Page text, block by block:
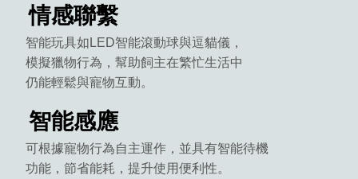
情感聯繫
智能玩具如LED智能滾動球與逗貓儀，
模擬獵物行為，幫助飼主在繁忙生活中
仍能輕鬆與寵物互動。
智能感應
可根據寵物行為自主運作，並具有智能待機
功能，節省能耗，提升使用便利性。